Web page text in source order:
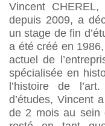
Vincent CHEREL,
depuis 2009, a
un stage de fin
a été créé en
actuel de
spécialisée en
l’histoire de
d’études, Vincent
de 2 mois au sein